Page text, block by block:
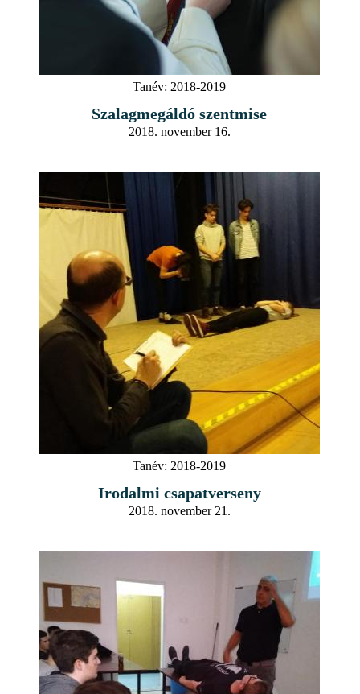
Tanév: 2018-2019
Szalagmegáldó szentmise
2018. november 16.
Tanév: 2018-2019
Irodalmi csapatverseny
2018. november 21.